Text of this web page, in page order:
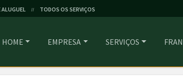
ALUGUEL // TODOS OS SERVIÇOS
HOME EMPRESA SERVIÇOS